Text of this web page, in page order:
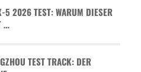
5 2026 TEST: WARUM DIESER
…
TEST TRACK: DER